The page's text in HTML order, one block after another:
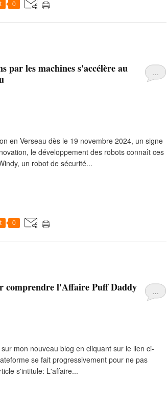
0
…
par les machines s'accélère au
en Verseau dès le 19 novembre 2024, un signe
le développement des robots connaît ces
un robot de sécurité...
0
…
comprendre l'Affaire Puff Daddy
mon nouveau blog en cliquant sur le lien ci-
se fait progressivement pour ne pas
s'intitule: L'affaire...